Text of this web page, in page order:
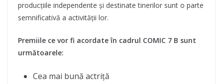
producțiile independente și destinate tinerilor sunt o parte
semnificativă a activității lor.
Premiile ce vor fi acordate în cadrul COMIC 7 B sunt
următoarele:
Cea mai bună actriță